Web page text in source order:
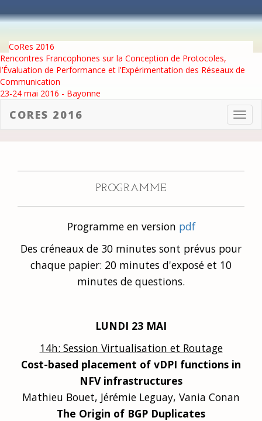
CoRes 2016
Rencontres Francophones sur la Conception de Protocoles,
l’Évaluation de Performance et l’Expérimentation des Réseaux de
Communication
23-24 mai 2016 - Bayonne
CORES 2016
PROGRAMME
Programme en version pdf
Des créneaux de 30 minutes sont prévus pour
chaque papier: 20 minutes d'exposé et 10
minutes de questions.
LUNDI 23 MAI
14h: Session Virtualisation et Routage
Cost-based placement of vDPI functions in
NFV infrastructures
Mathieu Bouet, Jérémie Leguay, Vania Conan
The Origin of BGP Duplicates